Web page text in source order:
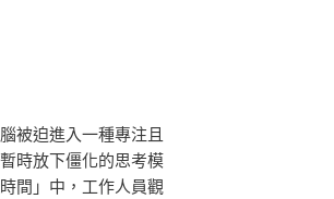
被迫進入一種專注且
時放下僵化的思考模
間」中，工作人員觀